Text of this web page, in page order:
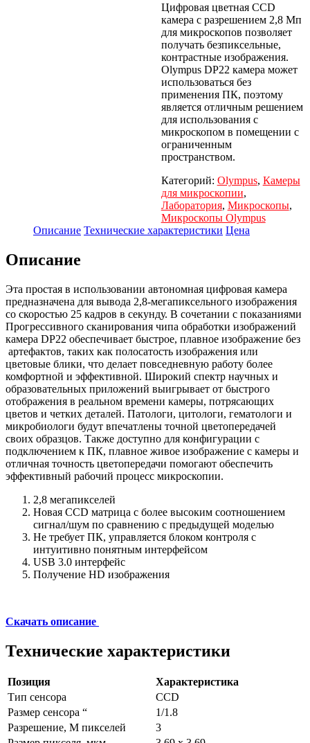
Цифровая цветная CCD
камера c разрешением 2,8 Мп
для микроскопов позволяет
получать безпиксельные,
контрастные изображения.
Olympus DP22 камера может
использоваться без
применения ПК, поэтому
является отличным решением
для использования с
микроскопом в помещении с
ограниченным
пространством.
Категорий: Olympus, Камеры
для микроскопии,
Лаборатория, Микроскопы,
Микроскопы Olympus
Описание Технические характеристики Цена
Описание
Эта простая в использовании автономная цифровая камера
предназначена для вывода 2,8-мегапиксельного изображения
со скоростью 25 кадров в секунду. В сочетании с показаниями
Прогрессивного сканирования чипа обработки изображений
камера DP22 обеспечивает быстрое, плавное изображение без
артефактов, таких как полосатость изображения или
цветовые блики, что делает повседневную работу более
комфортной и эффективной. Широкий спектр научных и
образовательных приложений выигрывает от быстрого
отображения в реальном времени камеры, потрясающих
цветов и четких деталей. Патологи, цитологи, гематологи и
микробиологи будут впечатлены точной цветопередачей
своих образцов. Также доступно для конфигурации с
подключением к ПК, плавное живое изображение с камеры и
отличная точность цветопередачи помогают обеспечить
эффективный рабочий процесс микроскопии.
2,8 мегапикселей
Новая CCD матрица с более высоким соотношением
сигнал/шум по сравнению с предыдущей моделью
Не требует ПК, управляется блоком контроля с
интуитивно понятным интерфейсом
USB 3.0 интерфейс
Получение HD изображения
Скачать описание
Технические характеристики
Позиция
Характеристика
Тип сенсора
CCD
Размер сенсора “
1/1.8
Разрешение, М пикселей
3